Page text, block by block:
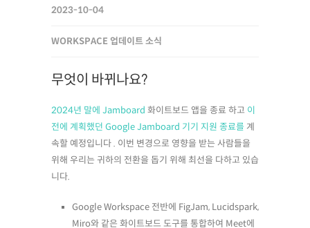
2023-10-04
WORKSPACE 업데이트 소식
무엇이 바뀌나요?
2024년 말에 Jamboard 화이트보드 앱을 종료 하고 이
전에 계획했던 Google Jamboard 기기 지원 종료를 계
속할 예정입니다 . 이번 변경으로 영향을 받는 사람들을
위해 우리는 귀하의 전환을 돕기 위해 최선을 다하고 있습
니다.
Google Workspace 전반에 FigJam, Lucidspark,
Miro와 같은 화이트보드 도구를 통합하여 Meet에